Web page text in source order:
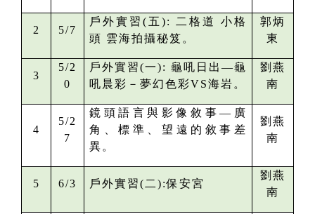
2 5/7
戶外實習(五):
二格道 小格
頭 雲海拍攝秘笈。
郭炳
東
3
5/2
0
戶外實習(一): 龜吼日出—龜
吼晨彩－夢幻色彩VS海岩。
劉燕
南
4
5/2
7
鏡頭語言與影像敘事—廣
角、標準、望遠的敘事差
異。
劉燕
南
5 6/3 戶外實習(二):保安宮
劉燕
南